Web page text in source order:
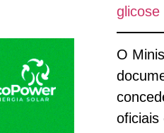
glicose
O
oficiais